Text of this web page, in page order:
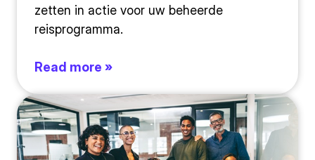
zetten in actie voor uw beheerde
reisprogramma.
Read more »